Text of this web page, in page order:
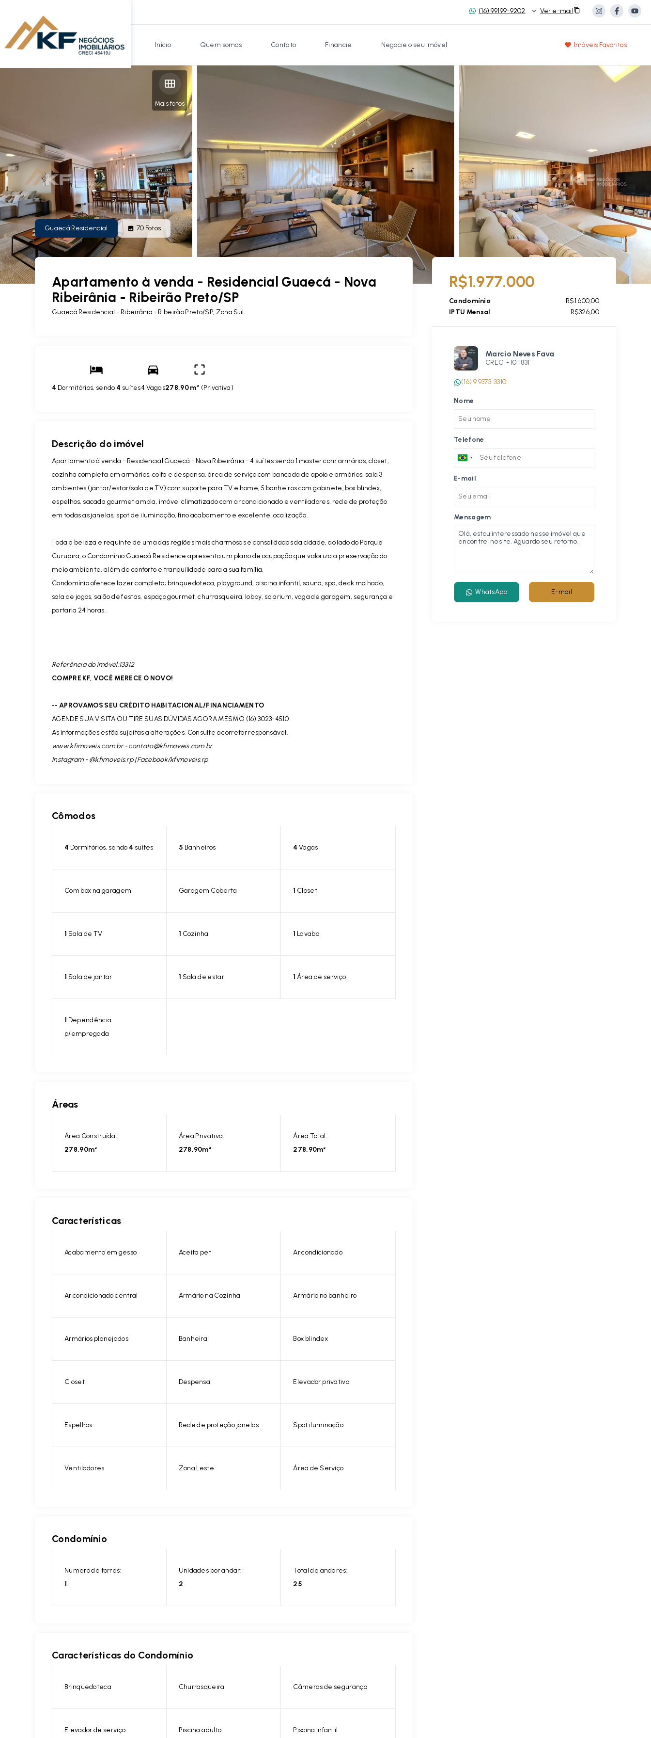
(16) 99199-9202 Ver e-mail
Início Quem somos Contato Financie Negocie o seu imóvel Imóveis Favoritos
Mais fotos
Guaecá Residencial 70 Fotos
Apartamento à venda - Residencial Guaecá - Nova
Ribeirânia - Ribeirão Preto/SP
Guaecá Residencial - Ribeirânia - Ribeirão Preto/SP, Zona Sul
4 Dormitórios, sendo 4 suítes4 Vagas278,90 m² (Privativa)
Descrição do imóvel
Apartamento à venda - Residencial Guaecá - Nova Ribeirânia - 4 suítes sendo 1 master com armários, closet,
cozinha completa em armários, coifa e despensa, área de serviço com bancada de apoio e armários, sala 3
ambientes (jantar/estar/sala de TV) com suporte para TV e home, 5 banheiros com gabinete, box blindex,
espelhos, sacada gourmet ampla, imóvel climatizado com ar condicionado e ventiladores, rede de proteção
em todas as janelas, spot de iluminação, fino acabamento e excelente localização.
Toda a beleza e requinte de uma das regiões mais charmosas e consolidadas da cidade, ao lado do Parque
Curupira, o Condomínio Guaecá Residence apresenta um plano de ocupação que valoriza a preservação do
meio ambiente, além de conforto e tranquilidade para a sua família.
Condomínio oferece lazer completo; brinquedoteca, playground, piscina infantil, sauna, spa, deck molhado,
sala de jogos, salão de festas, espaço gourmet, churrasqueira, lobby, solarium, vaga de garagem, segurança e
portaria 24 horas.
Referência do imóvel:13312
COMPRE KF, VOCÊ MERECE O NOVO!
-- APROVAMOS SEU CRÉDITO HABITACIONAL/FINANCIAMENTO
AGENDE SUA VISITA OU TIRE SUAS DÚVIDAS AGORA MESMO (16) 3023-4510
As informações estão sujeitas a alterações. Consulte o corretor responsável.
www.kfimoveis.com.br -contato@kfimoveis.com.br
Instagram - @kfimoveis.rp | Facebook/kfimoveis.rp
Cômodos
4 Dormitórios, sendo 4 suítes 5 Banheiros 4 Vagas
Com box na garagem Garagem Coberta 1 Closet
1 Sala de TV 1 Cozinha 1 Lavabo
1 Sala de jantar 1 Sala de estar 1 Área de serviço
1 Dependência
p/empregada
Áreas
Área Construída:
278,90m²
Área Privativa:
278,90m²
Área Total:
278,90m²
Características
Acabamento em gesso Aceita pet Ar condicionado
Ar condicionado central Armário na Cozinha Armário no banheiro
Armários planejados Banheira Box blindex
Closet Despensa Elevador privativo
Espelhos Rede de proteção janelas Spot iluminação
Ventiladores Zona Leste Área de Serviço
Condomínio
Número de torres:
1
Unidades por andar:
2
Total de andares:
25
Características do Condomínio
Brinquedoteca Churrasqueira Câmeras de segurança
Elevador de serviço Piscina adulto Piscina infantil
R$1.977.000
Condomínio
R$1.600,00
IPTU Mensal
R$326,00
Marcio Neves Fava
CRECI - 101183F
(16) 9 9373-3310
Nome
Telefone
E-mail
Mensagem
WhatsApp E-mail